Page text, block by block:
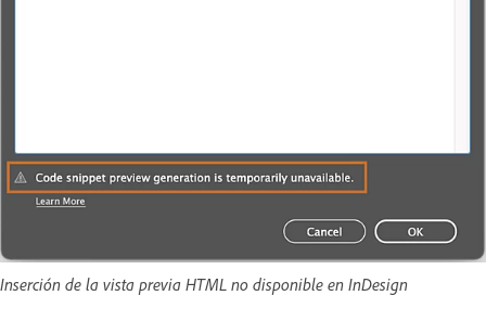
Inserción de la vista previa HTML no disponible en InDesign